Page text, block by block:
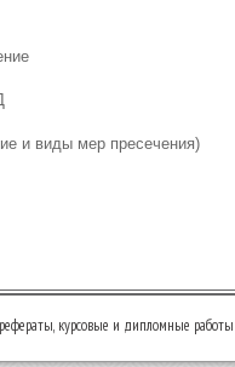
и виды мер пресечения)
курсовые и дипломные работы